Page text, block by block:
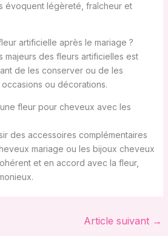
évoquent légèreté, fraîcheur et
artificielle après le mariage ?
majeurs des fleurs artificielles est
de les conserver ou de les
ou décorations.
fleur pour cheveux avec les
des accessoires complémentaires
mariage ou les bijoux cheveux
et en accord avec la fleur,
Article suivant →